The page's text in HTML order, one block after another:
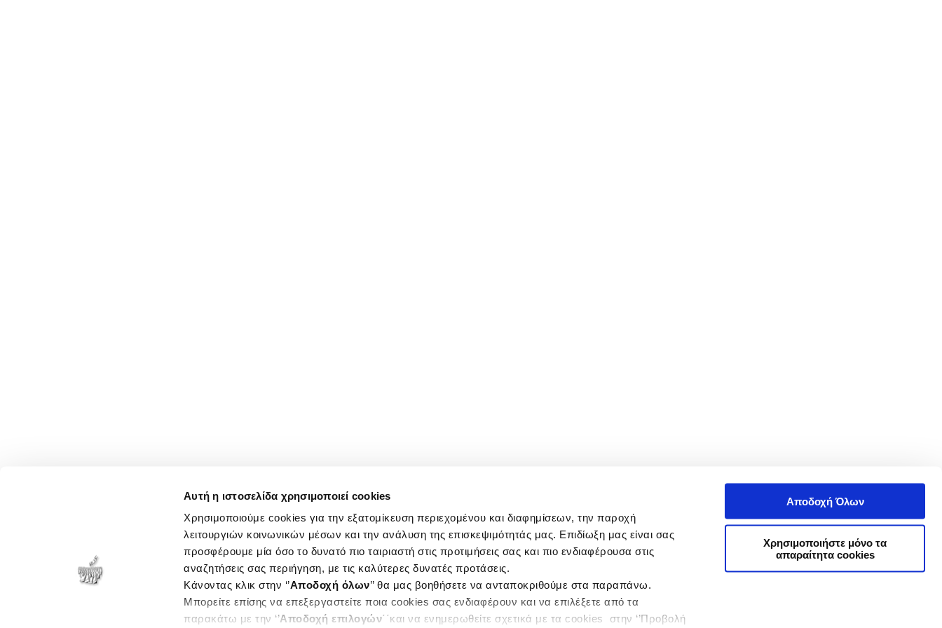
Αυτή η ιστοσελίδα χρησιμοποιεί cookies
Χρησιμοποιούμε cookies για την εξατομίκευση περιεχομένου και διαφημίσεων, την παροχή
λειτουργιών κοινωνικών μέσων και την ανάλυση της επισκεψιμότητάς μας. Επιδίωξη μας είναι σας
προσφέρουμε μία όσο το δυνατό πιο ταιριαστή στις προτιμήσεις σας και πιο ενδιαφέρουσα στις
αναζητήσεις σας περιήγηση, με τις καλύτερες δυνατές προτάσεις.
Κάνοντας κλικ στην ‘’Αποδοχή όλων’’ θα μας βοηθήσετε να ανταποκριθούμε στα παραπάνω.
Μπορείτε επίσης να επεξεργαστείτε ποια cookies σας ενδιαφέρουν και να επιλέξετε από τα
παρακάτω με την ‘’Αποδοχή επιλογών΄΄και να ενημερωθείτε σχετικά με τα cookies στην ‘’Προβολή
Αποδοχή Όλων
Χρησιμοποιήστε μόνο τα
απαραίτητα cookies